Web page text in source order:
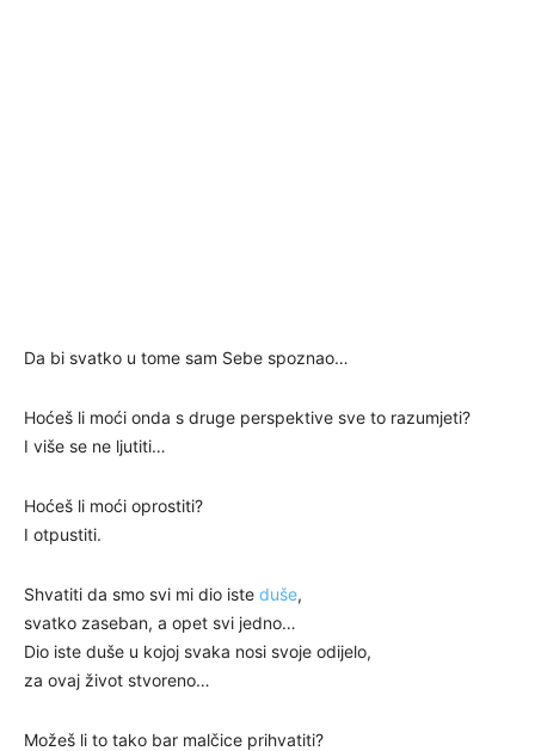
Da bi svatko u tome sam Sebe spoznao…
Hoćeš li moći onda s druge perspektive sve to razumjeti?
I više se ne ljutiti…
Hoćeš li moći oprostiti?
I otpustiti.
Shvatiti da smo svi mi dio iste duše,
svatko zaseban, a opet svi jedno…
Dio iste duše u kojoj svaka nosi svoje odijelo,
za ovaj život stvoreno…
Možeš li to tako bar malčice prihvatiti?